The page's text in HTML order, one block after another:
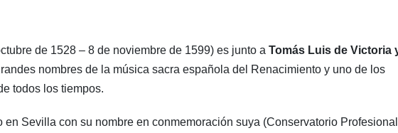
de 1528 – 8 de noviembre de 1599) es junto a Tomás Luis de Victoria
nombres de la música sacra española del Renacimiento y uno de los
todos los tiempos.
Sevilla con su nombre en conmemoración suya (Conservatorio